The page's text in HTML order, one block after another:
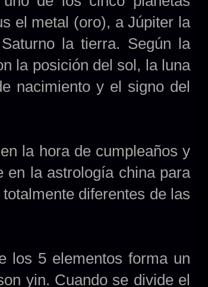
el metal (oro), a Júpiter la
la tierra. Según la
la posición del sol, la luna
nacimiento y el signo del
la hora de cumpleaños y
en la astrología china para
diferentes de las
los 5 elementos forma un
yin. Cuando se divide el